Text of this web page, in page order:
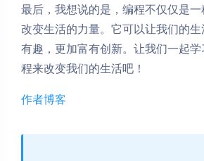
最后，我想说的是，编程不仅仅是
改变生活的力量。它可以让我们的
有趣，更加富有创新。让我们一起
程来改变我们的生活吧！
作者博客